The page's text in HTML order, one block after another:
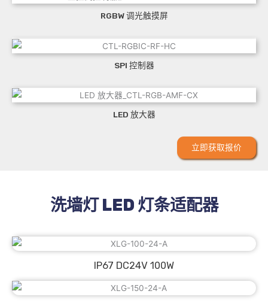
RGBW 调光触摸屏
SPI 控制器
LED 放大器
立即获取报价
洗墙灯 LED 灯条适配器
IP67 DC24V 100W